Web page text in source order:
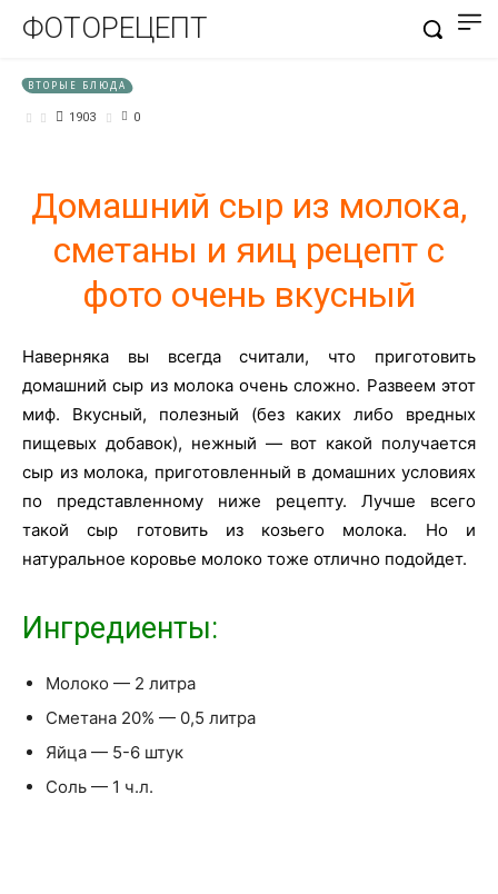
ФОТОРЕЦЕПТ
ВТОРЫЕ БЛЮДА
1903 0
Домашний сыр из молока,
сметаны и яиц рецепт с
фото очень вкусный
Наверняка вы всегда считали, что приготовить
домашний сыр из молока очень сложно. Развеем этот
миф. Вкусный, полезный (без каких либо вредных
пищевых добавок), нежный — вот какой получается
сыр из молока, приготовленный в домашних условиях
по представленному ниже рецепту. Лучше всего
такой сыр готовить из козьего молока. Но и
натуральное коровье молоко тоже отлично подойдет.
Ингредиенты:
Молоко — 2 литра
Сметана 20% — 0,5 литра
Яйца — 5-6 штук
Соль — 1 ч.л.